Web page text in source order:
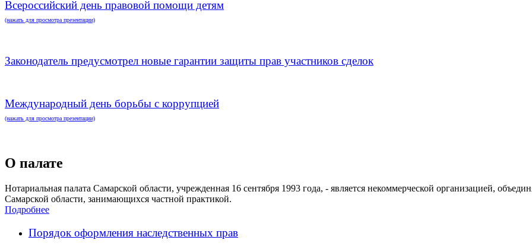
Всероссийский день правовой помощи детям
(нажать для просмотра презентации)
Законодатель предусмотрел новые гарантии защиты прав участников сделок
Международный день борьбы с коррупцией
(нажать для просмотра презентации)
О палате
Нотариальная палата Самарской области, учрежденная 16 сентября 1993 года, - является некоммерческой организацией,
Самарской области, занимающихся частной практикой.
Подробнее
Порядок оформления наследственных прав